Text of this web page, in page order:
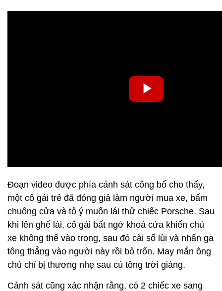
Đoạn video được phía cảnh sát công bố cho thấy,
một cô gái trẻ đã đóng giả làm người mua xe, bấm
chuông cửa và tỏ ý muốn lái thử chiếc Porsche. Sau
khi lên ghế lái, cô gái bất ngờ khoá cửa khiến chủ
xe không thể vào trong, sau đó cài số lùi và nhấn ga
tông thẳng vào người này rồi bỏ trốn. May mắn ông
chủ chỉ bị thương nhẹ sau cú tông trời giáng.
Cảnh sát cũng xác nhận rằng, có 2 chiếc xe sang